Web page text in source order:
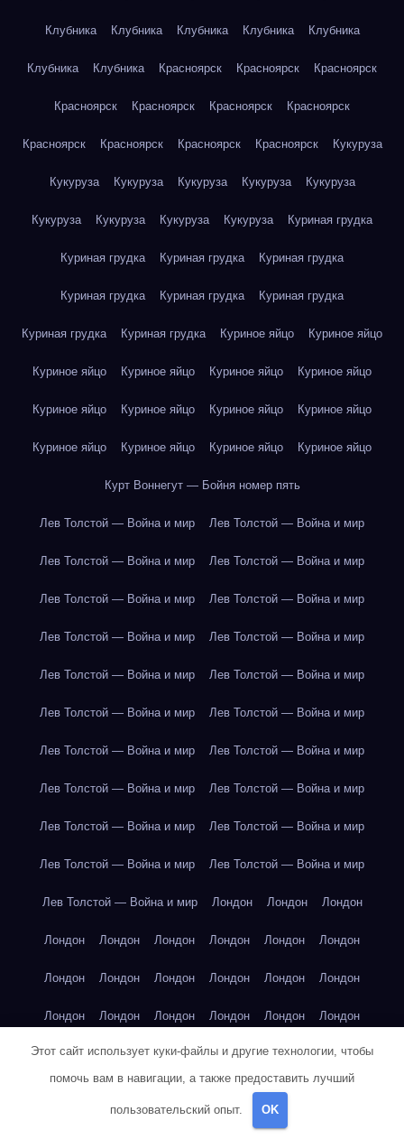
Клубника Клубника Клубника Клубника Клубника
Клубника Клубника Красноярск Красноярск Красноярск
Красноярск Красноярск Красноярск Красноярск
Красноярск Красноярск Красноярск Красноярск Кукуруза
Кукуруза Кукуруза Кукуруза Кукуруза Кукуруза
Кукуруза Кукуруза Кукуруза Кукуруза Куриная грудка
Куриная грудка Куриная грудка Куриная грудка
Куриная грудка Куриная грудка Куриная грудка
Куриная грудка Куриная грудка Куриное яйцо Куриное яйцо
Куриное яйцо Куриное яйцо Куриное яйцо Куриное яйцо
Куриное яйцо Куриное яйцо Куриное яйцо Куриное яйцо
Куриное яйцо Куриное яйцо Куриное яйцо Куриное яйцо
Курт Воннегут — Бойня номер пять
Лев Толстой — Война и мир Лев Толстой — Война и мир
Лев Толстой — Война и мир Лев Толстой — Война и мир
Лев Толстой — Война и мир Лев Толстой — Война и мир
Лев Толстой — Война и мир Лев Толстой — Война и мир
Лев Толстой — Война и мир Лев Толстой — Война и мир
Лев Толстой — Война и мир Лев Толстой — Война и мир
Лев Толстой — Война и мир Лев Толстой — Война и мир
Лев Толстой — Война и мир Лев Толстой — Война и мир
Лев Толстой — Война и мир Лев Толстой — Война и мир
Лев Толстой — Война и мир Лев Толстой — Война и мир
Лев Толстой — Война и мир Лондон Лондон Лондон
Лондон Лондон Лондон Лондон Лондон Лондон
Лондон Лондон Лондон Лондон Лондон Лондон
Лондон Лондон Лондон Лондон Лондон Лондон
Лондон Лондон Лондон Лондон Лос-Анджелес
Лос-Анджелес
Лос-Анджелес
Этот сайт использует куки-файлы и другие технологии, чтобы
помочь вам в навигации, а также предоставить лучший
пользовательский опыт. OK